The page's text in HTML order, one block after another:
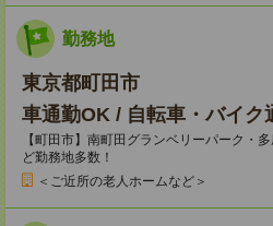
勤務地
東京都町田市
車通勤OK / 自転車・バイク
【町田市】南町田グランベリーパーク・
ど勤務地多数！
＜ご近所の老人ホームなど＞